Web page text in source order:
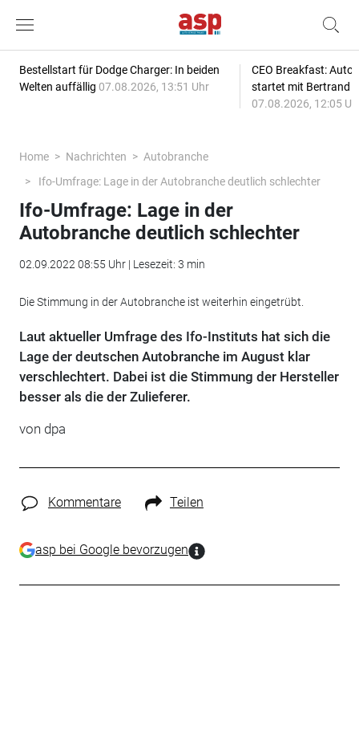
Bestellstart für Dodge Charger: In beiden
Welten auffällig 07.08.2026, 13:51 Uhr
CEO Breakfast:
startet mit Bertrand
07.08.2026, 12:05
Home Nachrichten
Autobranche
Ifo-Umfrage: Lage in der Autobranche deutlich schlechter
Ifo-Umfrage: Lage in der
Autobranche deutlich schlechter
02.09.2022 08:55 Uhr | Lesezeit: 3 min
Die Stimmung in der Autobranche ist weiterhin eingetrübt.
Laut aktueller Umfrage des Ifo-Instituts hat sich die
Lage der deutschen Autobranche im August klar
verschlechtert. Dabei ist die Stimmung der Hersteller
besser als die der Zulieferer.
von dpa
Kommentare Teilen
asp bei Google bevorzugen